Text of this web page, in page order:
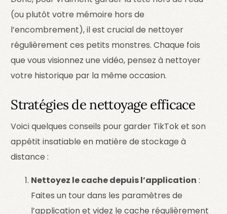
(ou plutôt votre mémoire hors de
l’encombrement), il est crucial de nettoyer
régulièrement ces petits monstres. Chaque fois
que vous visionnez une vidéo, pensez à nettoyer
votre historique par la même occasion.
Stratégies de nettoyage efficace
Voici quelques conseils pour garder TikTok et son
appétit insatiable en matière de stockage à
distance :
Nettoyez le cache depuis l’application :
Faites un tour dans les paramètres de
l’application et videz le cache régulièrement